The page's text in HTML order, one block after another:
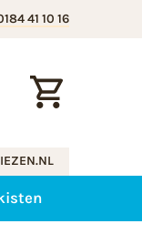
41 10 16